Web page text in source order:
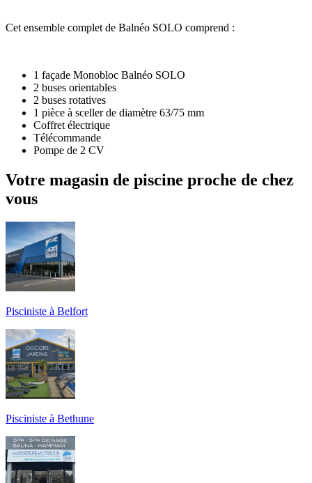
Cet ensemble complet de Balnéo SOLO comprend :
1 façade Monobloc Balnéo SOLO
2 buses orientables
2 buses rotatives
1 pièce à sceller de diamètre 63/75 mm
Coffret électrique
Télécommande
Pompe de 2 CV
Votre magasin de piscine proche de chez
vous
Pisciniste à Belfort
Pisciniste à Bethune